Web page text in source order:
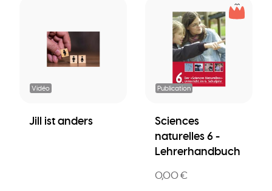
Vidéo
Jill ist anders
Publication
Sciences
naturelles 6 -
Lehrerhandbuch
0,00 €